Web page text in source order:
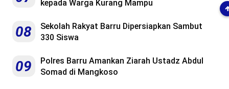
kepada Warga Kurang Mampu
08
Sekolah Rakyat Barru Dipersiapkan Sambut
330 Siswa
09
Polres Barru Amankan Ziarah Ustadz Abdul
Somad di Mangkoso